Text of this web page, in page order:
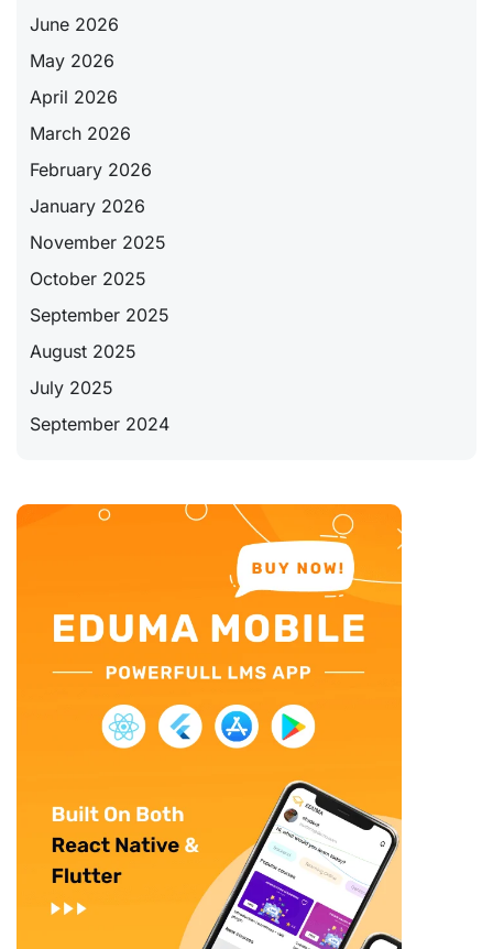
June 2026
May 2026
April 2026
March 2026
February 2026
January 2026
November 2025
October 2025
September 2025
August 2025
July 2025
September 2024